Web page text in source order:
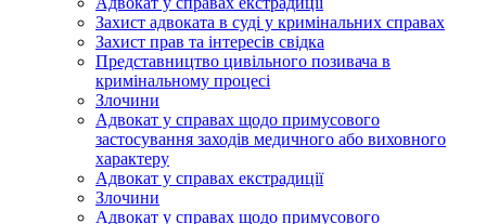
Захист адвоката в суді у кримінальних справах
Захист прав та інтересів свідка
Представництво цивільного позивача в
кримінальному процесі
Злочини
Адвокат у справах щодо примусового
застосування заходів медичного або виховного
характеру
Адвокат у справах екстрадиції
Злочини
Адвокат у справах щодо примусового